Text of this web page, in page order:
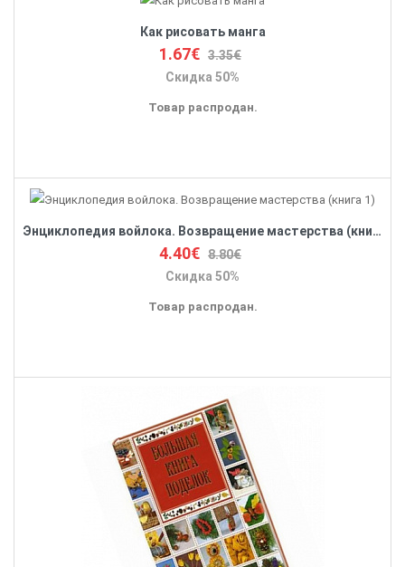
Как рисовать манга
1.67€ 3.35€
Скидка 50%
Товар распродан.
Энциклопедия войлока. Возвращение мастерства (книга 1)
4.40€ 8.80€
Скидка 50%
Товар распродан.